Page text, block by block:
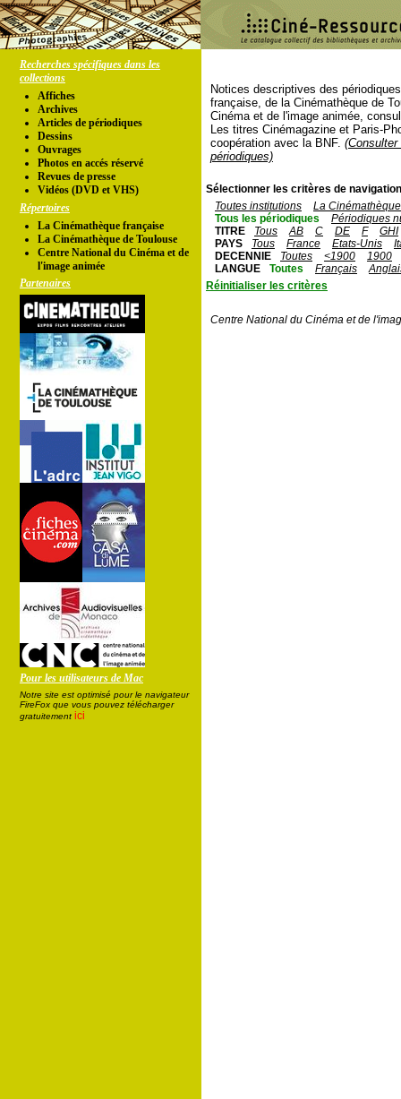
Recherches spécifiques dans les
collections
Affiches
Archives
Articles de périodiques
Dessins
Ouvrages
Photos en accés réservé
Revues de presse
Vidéos (DVD et VHS)
Répertoires
La Cinémathèque française
La Cinémathèque de Toulouse
Centre National du Cinéma et de
l'image animée
Partenaires
Pour les utilisateurs de Mac
Notre site est optimisé pour le navigateur
FireFox que vous pouvez télécharger
gratuitement ici
Notices descriptives des
française, de la Cinémathèque de
Cinéma et de l'image animée,
Les titres Cinémagazine et Paris-
coopération avec la BNF.
périodiques)
Sélectionner les critères de
Toutes institutions
La
Tous les périodiques
Périodiques
TITRE
Tous AB C DE F
GHI
PAYS
Tous France Etats-Unis
DECENNIE
Toutes <1900
1900
LANGUE
Toutes Français
Réinitialiser les critères
Centre National du Cinéma et de